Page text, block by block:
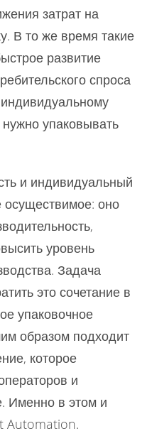
затрат на
В то же время такие
развитие
спроса
упаковывать
и индивидуальный
осуществимое: оно
уровень
Задача
это сочетание в
упаковочное
образом подходит
которое
и
Именно в этом и
Automation.